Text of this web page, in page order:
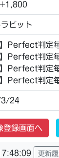
ビット
】Perfect判定
】Perfect判定
】Perfect判定
】Perfect判定
24
登録画面へ
更新